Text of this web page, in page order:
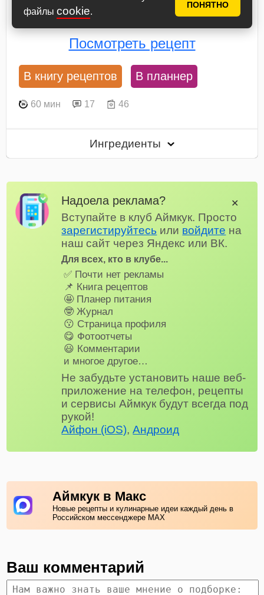
файлы cookie.
ПОНЯТНО
маковый слой. Мак смешайте с водой и варите на
среднем нагреве, помешивая, до полного...
Посмотреть рецепт
В книгу рецептов В планнер
60 мин 17 46
Ингредиенты
Надоела реклама?
Вступайте в клуб Аймкук. Просто
зарегистируйтесь или войдите на
наш сайт через Яндекс или ВК.
Для всех, кто в клубе...
✅ Почти нет рекламы
📌 Книга рецептов
🤩 Планер питания
🤓 Журнал
😗 Страница профиля
😋 Фотоотчеты
😃 Комментарии
и многое другое…
Не забудьте установить наше веб-
приложение на телефон, рецепты
и сервисы Аймкук будут всегда под
рукой!
Айфон (iOS),Андроид
✕
Аймкук в Макс
Новые рецепты и кулинарные идеи каждый день в
Российском мессенджере MAX
Ваш комментарий